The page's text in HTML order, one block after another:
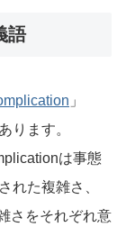
語
」
ります。
は事態
れた複雑さ、
さをそれぞれ意